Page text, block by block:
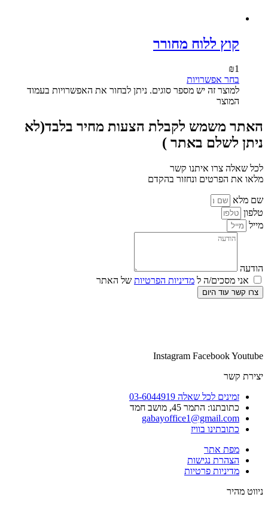
קוץ ללוח מחורר
₪1
בחר אפשרויות
למוצר זה יש מספר סוגים. ניתן לבחור את האפשרויות בעמוד
המוצר
האתר משמש לקבלת הצעות מחיר בלבד(לא
ניתן לשלם באתר )
לכל שאלה צרו איתנו קשר
מלאו את הפרטים ונחזור בהקדם
שם מלא
טלפון
מייל
הודעה
אני מסכים/ה ל מדיניות הפרטיות של האתר
צרו קשר עוד היום
Instagram FacebookYoutube
יצירת קשר
זמינים לכל שאלה 03-6044919
כתובתנו: התמר 45, מושב חמד​
gabayoffice1@gmail.com
כתובתינו בוויז
מפת אתר
הצהרת נגישות
מדיניות פרטיות
ניווט מהיר